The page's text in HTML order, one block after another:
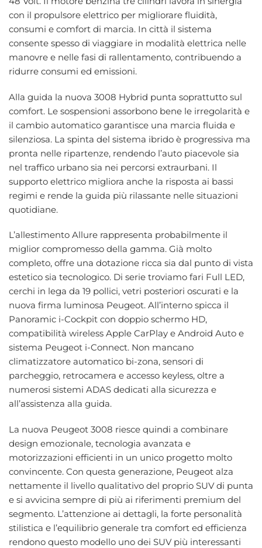
con il propulsore elettrico per migliorare fluidità,
consumi e comfort di marcia. In città il sistema
consente spesso di viaggiare in modalità elettrica nelle
manovre e nelle fasi di rallentamento, contribuendo a
ridurre consumi ed emissioni.
Alla guida la nuova 3008 Hybrid punta soprattutto sul
comfort. Le sospensioni assorbono bene le irregolarità e
il cambio automatico garantisce una marcia fluida e
silenziosa. La spinta del sistema ibrido è progressiva ma
pronta nelle ripartenze, rendendo l’auto piacevole sia
nel traffico urbano sia nei percorsi extraurbani. Il
supporto elettrico migliora anche la risposta ai bassi
regimi e rende la guida più rilassante nelle situazioni
quotidiane.
L’allestimento Allure rappresenta probabilmente il
miglior compromesso della gamma. Già molto
completo, offre una dotazione ricca sia dal punto di vista
estetico sia tecnologico. Di serie troviamo fari Full LED,
cerchi in lega da 19 pollici, vetri posteriori oscurati e la
nuova firma luminosa Peugeot. All’interno spicca il
Panoramic i-Cockpit con doppio schermo HD,
compatibilità wireless Apple CarPlay e Android Auto e
sistema Peugeot i-Connect. Non mancano
climatizzatore automatico bi-zona, sensori di
parcheggio, retrocamera e accesso keyless, oltre a
numerosi sistemi ADAS dedicati alla sicurezza e
all’assistenza alla guida.
La nuova Peugeot 3008 riesce quindi a combinare
design emozionale, tecnologia avanzata e
motorizzazioni efficienti in un unico progetto molto
convincente. Con questa generazione, Peugeot alza
nettamente il livello qualitativo del proprio SUV di punta
e si avvicina sempre di più ai riferimenti premium del
segmento. L’attenzione ai dettagli, la forte personalità
stilistica e l’equilibrio generale tra comfort ed efficienza
rendono questo modello uno dei SUV più interessanti